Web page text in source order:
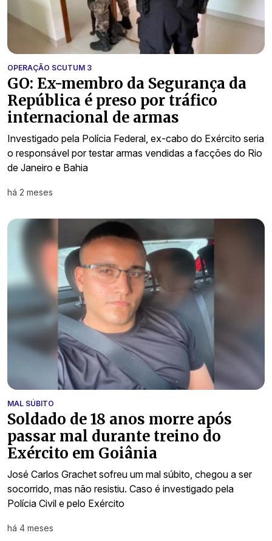
OPERAÇÃO SCUTUM 3
GO: Ex-membro da Segurança da
República é preso por tráfico
internacional de armas
Investigado pela Polícia Federal, ex-cabo do Exército seria
o responsável por testar armas vendidas a facções do Rio
de Janeiro e Bahia
há 2 meses
MAL SÚBITO
Soldado de 18 anos morre após
passar mal durante treino do
Exército em Goiânia
José Carlos Grachet sofreu um mal súbito, chegou a ser
socorrido, mas não resistiu. Caso é investigado pela
Polícia Civil e pelo Exército
há 4 meses